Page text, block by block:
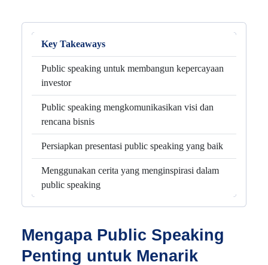
Key Takeaways
Public speaking untuk membangun kepercayaan
investor
Public speaking mengkomunikasikan visi dan
rencana bisnis
Persiapkan presentasi public speaking yang baik
Menggunakan cerita yang menginspirasi dalam
public speaking
Mengapa Public Speaking
Penting untuk Menarik